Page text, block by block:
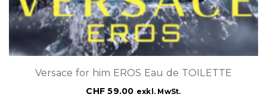
Versace for him EROS Eau de TOILETTE
CHF 59.00 exkl. MwSt.